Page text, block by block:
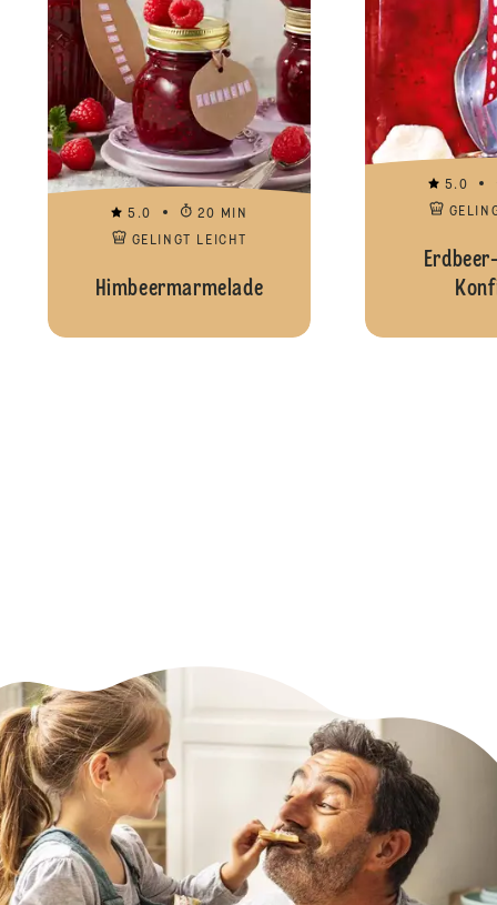
5.0
20 MIN
GELINGT LEICHT
Himbeermarmelade
5.0